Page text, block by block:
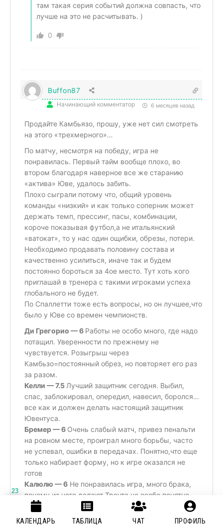
там такая серия событий должна совпасть, что
лучше на это не расчитывать. )
0
Buffon87
Начинающий комментатор 6 месяцев назад
Продайте Камбьязо, прошу, уже нет сил смотреть
на этого «трехмерного»…
По матчу, несмотря на победу, игра не
понравилась. Первый тайм вообще плохо, во
втором благодаря наверное все же старанию
«актива» Юве, удалось забить.
Плохо сыграли потому что, общий уровень
команды «низкий» и как только соперник может
держать темп, прессинг, пасы, комбинации,
короче показывая футбол,а не итальянский
«ватокат», то у нас один ощибки, обрезы, потери.
Необходимо продавать половину состава и
качественно усилиться, иначе так и будем
постоянно бороться за 4ое место. Тут хоть кого
приглашай в тренера с такими игроками успеха
глобального не будет.
По Спаллетти тоже есть вопросы, но он лучшее,что
было у Юве со времен чемпионств.
Ди Грегорио — 6 Работы не особо много, где надо
потащил. Уверенности по прежнему не
чувствуется. Розыгрыш через
Камбьзо=постоянный обрез, но повторяет его раз
за разом.
Келли — 7.5 Лучший защитник сегодня. Выбил,
спас, заблокировал, опередил, навесил, боролся…
все как и должен делать настоящий защитник
Ювентуса.
Бремер — 6 Очень слабый матч, привез пенальти
на ровном месте, проиграл много борьбы, часто
не успевал, ошибки в передачах. Понятно,что еще
только набирает форму, но к игре оказался не
готов
Калюлю — 6 Не понравилась игра, много брака,
почему из него делают Трента не особо понятно.
Лучшее что может делать при подключении в
атаку, это забежать на скорости и прострелить/
23
КАЛЕНДАРЬ ТАБЛИЦА ЧАТ ПРОФИЛЬ